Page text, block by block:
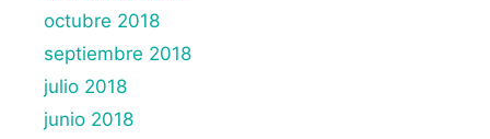
octubre 2018
septiembre 2018
julio 2018
junio 2018